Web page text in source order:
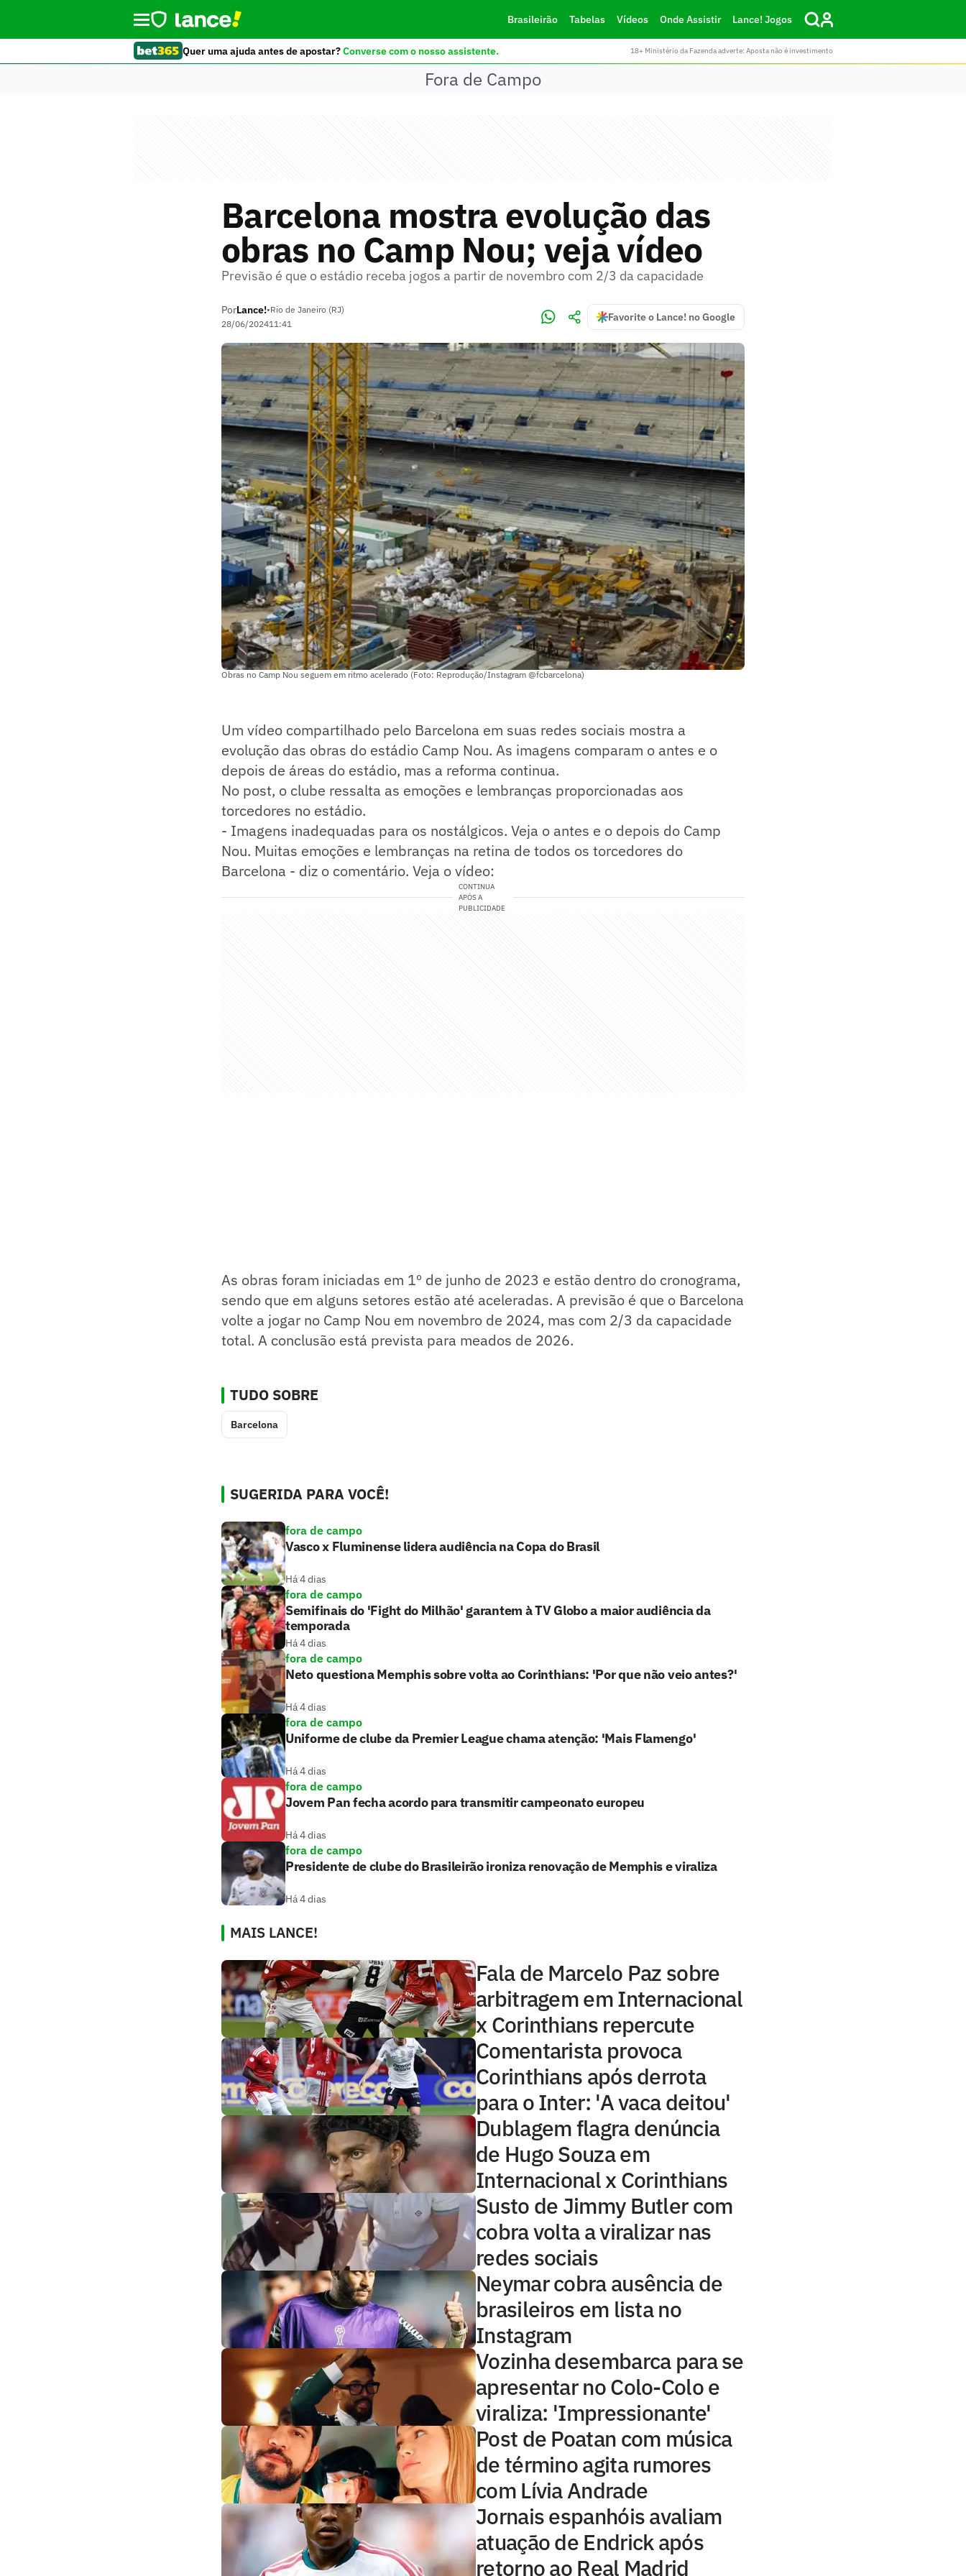
Brasileirão Tabelas Vídeos Onde Assistir Lance! Jogos
Quer uma ajuda antes de apostar?Converse com o nosso assistente. 18+ Ministério da Fazenda adverte: Aposta não é investimento
Fora de Campo
Barcelona mostra evolução das
obras no Camp Nou; veja vídeo
Previsão é que o estádio receba jogos a partir de novembro com 2/3 da capacidade
PorLance!•Rio de Janeiro (RJ)
28/06/202411:41
Favorite o Lance! no Google
Obras no Camp Nou seguem em ritmo acelerado (Foto: Reprodução/Instagram @fcbarcelona)
Um vídeo compartilhado pelo Barcelona em suas redes sociais mostra a
evolução das obras do estádio Camp Nou. As imagens comparam o antes e o
depois de áreas do estádio, mas a reforma continua.
No post, o clube ressalta as emoções e lembranças proporcionadas aos
torcedores no estádio.
- Imagens inadequadas para os nostálgicos. Veja o antes e o depois do Camp
Nou. Muitas emoções e lembranças na retina de todos os torcedores do
Barcelona - diz o comentário. Veja o vídeo:
CONTINUA
APÓS A
PUBLICIDADE
As obras foram iniciadas em 1º de junho de 2023 e estão dentro do cronograma,
sendo que em alguns setores estão até aceleradas. A previsão é que o Barcelona
volte a jogar no Camp Nou em novembro de 2024, mas com 2/3 da capacidade
total. A conclusão está prevista para meados de 2026.
TUDO SOBRE
Barcelona
SUGERIDA PARA VOCÊ!
fora de campo
Vasco x Fluminense lidera audiência na Copa do Brasil
Há 4 dias
fora de campo
Semifinais do 'Fight do Milhão' garantem à TV Globo a maior audiência da
temporada
Há 4 dias
fora de campo
Neto questiona Memphis sobre volta ao Corinthians: 'Por que não veio antes?'
Há 4 dias
fora de campo
Uniforme de clube da Premier League chama atenção: 'Mais Flamengo'
Há 4 dias
fora de campo
Jovem Pan fecha acordo para transmitir campeonato europeu
Há 4 dias
fora de campo
Presidente de clube do Brasileirão ironiza renovação de Memphis e viraliza
Há 4 dias
MAIS LANCE!
Fala de Marcelo Paz sobre
arbitragem em Internacional
x Corinthians repercute
Comentarista provoca
Corinthians após derrota
para o Inter: 'A vaca deitou'
Dublagem flagra denúncia
de Hugo Souza em
Internacional x Corinthians
Susto de Jimmy Butler com
cobra volta a viralizar nas
redes sociais
Neymar cobra ausência de
brasileiros em lista no
Instagram
Vozinha desembarca para se
apresentar no Colo-Colo e
viraliza: 'Impressionante'
Post de Poatan com música
de término agita rumores
com Lívia Andrade
Jornais espanhóis avaliam
atuação de Endrick após
retorno ao Real Madrid